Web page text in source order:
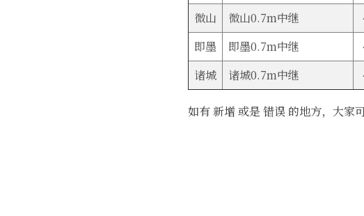
微山
微山0.7m中继
即墨
即墨0.7m中继
诸城
诸城0.7m中继
如有 新增 或是 错误 的地方，大家